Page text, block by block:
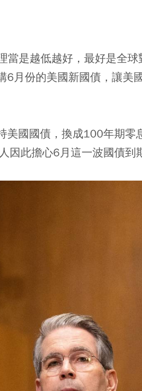
是越低越好，最好是全
6月份的美國新國債，讓美
美國國債，換成100年期零
因此擔心6月這一波國債到